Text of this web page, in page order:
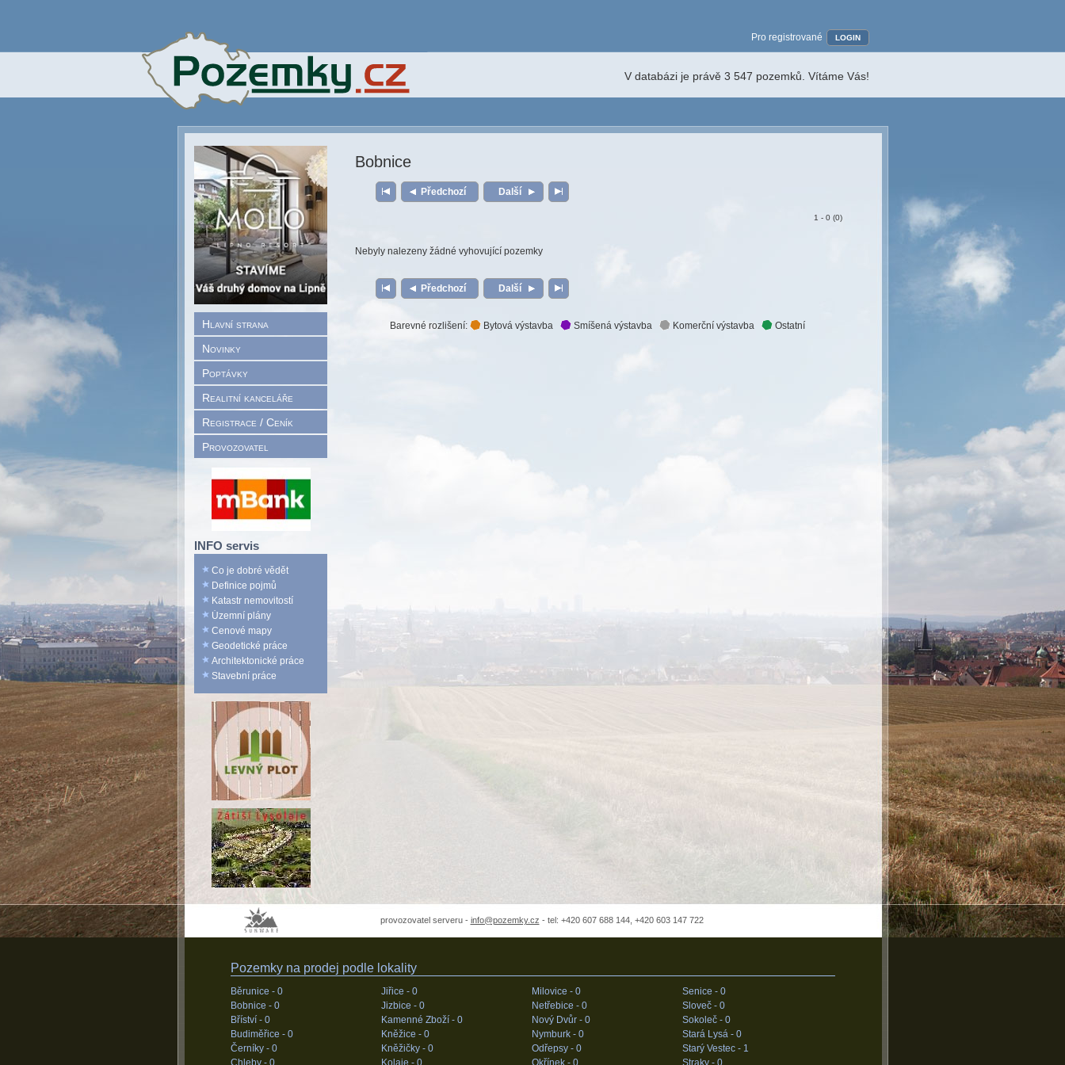
Hlavní strana
Novinky
Poptávky
Realitní kanceláře
Registrace / Ceník
Provozovatel
INFO servis
Co je dobré vědět
Definice pojmů
Katastr nemovitostí
Územní plány
Cenové mapy
Geodetické práce
Architektonické práce
Stavební práce
Pro registrované LOGIN
V databázi je právě 3 547 pozemků. Vítáme Vás!
Bobnice
Předchozí Další
1 - 0 (0)
Nebyly nalezeny žádné vyhovující pozemky
Předchozí Další
Barevné rozlišení: Bytová výstavba Smíšená výstavba Komerční výstavba Ostatní
provozovatel serveru - info@pozemky.cz - tel: +420 607 688 144, +420 603 147 722
Pozemky na prodej podle lokality
Běrunice - 0
Bobnice - 0
Bříství - 0
Budiměřice - 0
Černíky - 0
Chleby - 0
Jiřice - 0
Jizbice - 0
Kamenné Zboží - 0
Kněžice - 0
Kněžičky - 0
Kolaje - 0
Milovice - 0
Netřebice - 0
Nový Dvůr - 0
Nymburk - 0
Odřepsy - 0
Okřínek - 0
Senice - 0
Sloveč - 0
Sokoleč - 0
Stará Lysá - 0
Starý Vestec - 1
Straky - 0